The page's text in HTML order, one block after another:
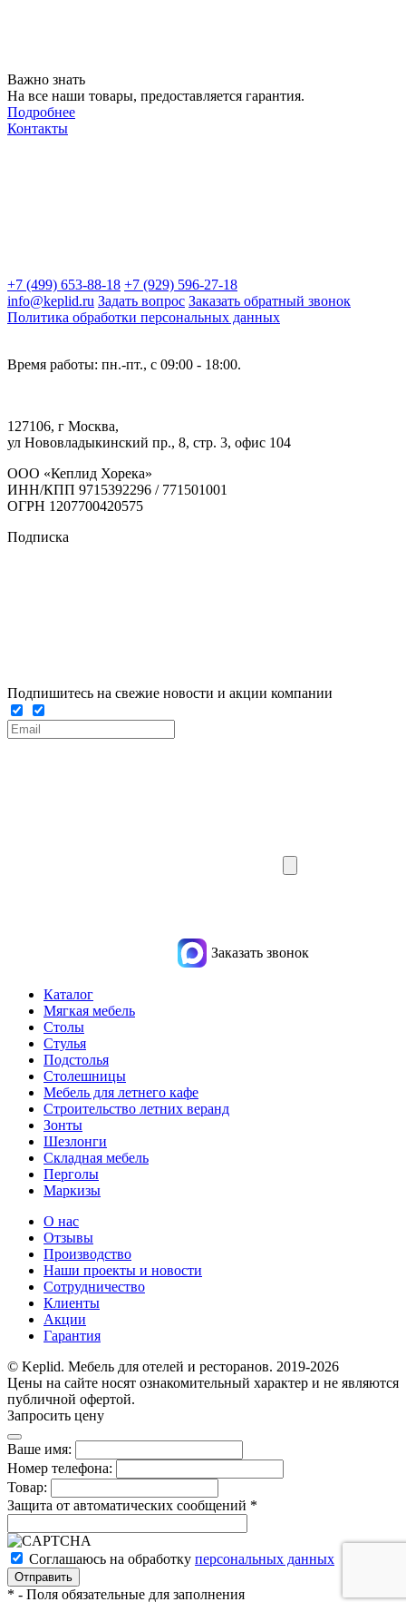
Важно знать
На все наши товары, предоставляется гарантия.
Подробнее
Контакты
+7 (499) 653-88-18 +7 (929) 596-27-18
info@keplid.ru Задать вопрос Заказать обратный звонок
Политика обработки персональных данных
Время работы: пн.-пт., с 09:00 - 18:00.
127106, г Москва,
ул Нововладыкинский пр., 8, стр. 3, офис 104
ООО «Кеплид Хорека»
ИНН/КПП 9715392296 / 771501001
ОГРН 1207700420575
Подписка
Подпишитесь на свежие новости и акции компании
Заказать звонок
Каталог
Мягкая мебель
Столы
Стулья
Подстолья
Столешницы
Мебель для летнего кафе
Строительство летних веранд
Зонты
Шезлонги
Складная мебель
Перголы
Маркизы
О нас
Отзывы
Производство
Наши проекты и новости
Сотрудничество
Клиенты
Акции
Гарантия
© Keplid. Мебель для отелей и ресторанов. 2019-2026
Цены на сайте носят ознакомительный характер и не являются
публичной офертой.
Запросить цену
Ваше имя:
Номер телефона:
Товар:
Защита от автоматических сообщений *
Соглашаюсь на обработку персональных данных
* - Поля обязательные для заполнения